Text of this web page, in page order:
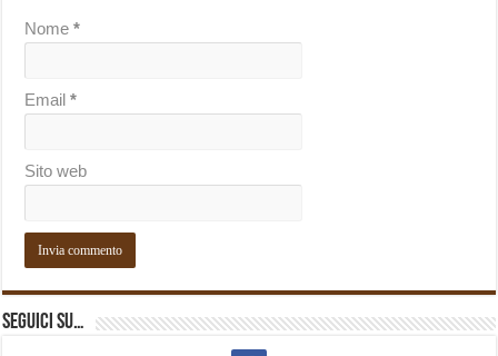
Nome*
Email*
Sito web
Seguici su…